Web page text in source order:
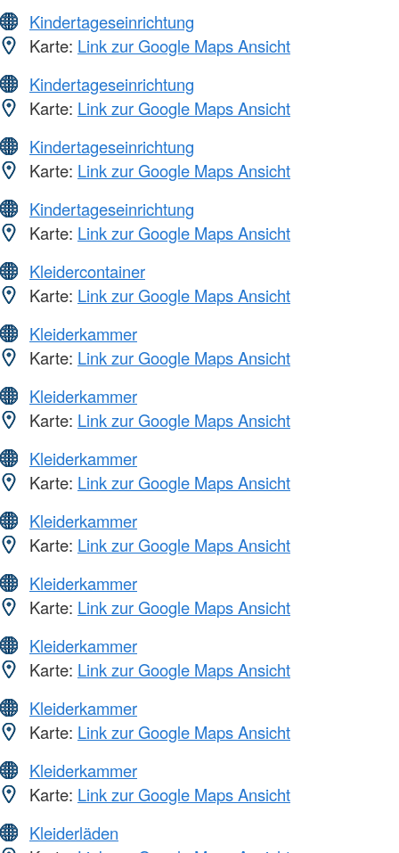
Kindertageseinrichtung
Karte: Link zur Google Maps Ansicht
Kindertageseinrichtung
Karte: Link zur Google Maps Ansicht
Kindertageseinrichtung
Karte: Link zur Google Maps Ansicht
Kindertageseinrichtung
Karte: Link zur Google Maps Ansicht
Kleidercontainer
Karte: Link zur Google Maps Ansicht
Kleiderkammer
Karte: Link zur Google Maps Ansicht
Kleiderkammer
Karte: Link zur Google Maps Ansicht
Kleiderkammer
Karte: Link zur Google Maps Ansicht
Kleiderkammer
Karte: Link zur Google Maps Ansicht
Kleiderkammer
Karte: Link zur Google Maps Ansicht
Kleiderkammer
Karte: Link zur Google Maps Ansicht
Kleiderkammer
Karte: Link zur Google Maps Ansicht
Kleiderkammer
Karte: Link zur Google Maps Ansicht
Kleiderläden